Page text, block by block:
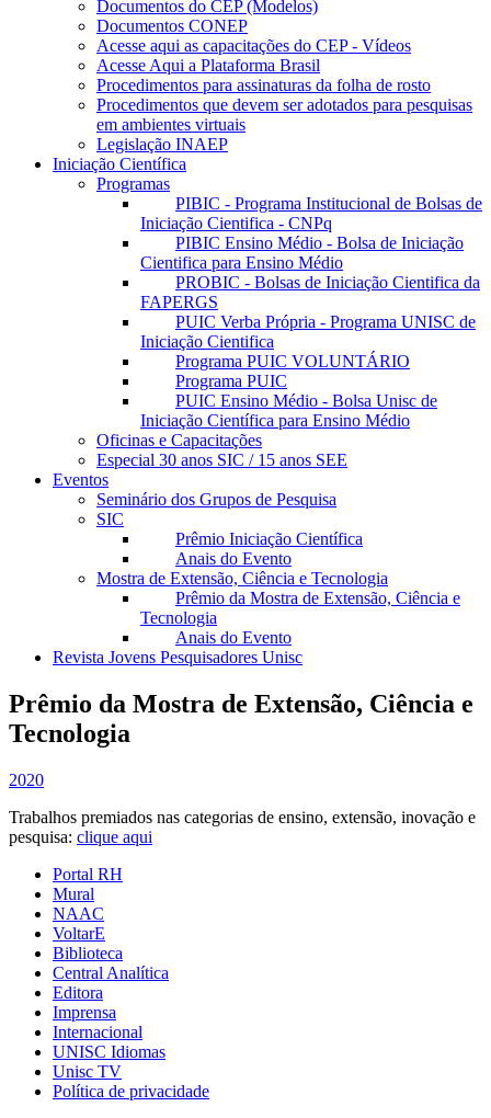
Documentos do CEP (Modelos)
Documentos CONEP
Acesse aqui as capacitações do CEP - Vídeos
Acesse Aqui a Plataforma Brasil
Procedimentos para assinaturas da folha de rosto
Procedimentos que devem ser adotados para pesquisas
em ambientes virtuais
Legislação INAEP
Iniciação Científica
Programas
PIBIC - Programa Institucional de Bolsas de
Iniciação Cientifica - CNPq
PIBIC Ensino Médio - Bolsa de Iniciação
Cientifica para Ensino Médio
PROBIC - Bolsas de Iniciação Cientifica da
FAPERGS
PUIC Verba Própria - Programa UNISC de
Iniciação Cientifica
Programa PUIC VOLUNTÁRIO
Programa PUIC
PUIC Ensino Médio - Bolsa Unisc de
Iniciação Científica para Ensino Médio
Oficinas e Capacitações
Especial 30 anos SIC / 15 anos SEE
Eventos
Seminário dos Grupos de Pesquisa
SIC
Prêmio Iniciação Científica
Anais do Evento
Mostra de Extensão, Ciência e Tecnologia
Prêmio da Mostra de Extensão, Ciência e
Tecnologia
Anais do Evento
Revista Jovens Pesquisadores Unisc
Prêmio da Mostra de Extensão, Ciência e
Tecnologia
2020
Trabalhos premiados nas categorias de ensino, extensão, inovação e
pesquisa: clique aqui
Portal RH
Mural
NAAC
VoltarE
Biblioteca
Central Analítica
Editora
Imprensa
Internacional
UNISC Idiomas
Unisc TV
Política de privacidade